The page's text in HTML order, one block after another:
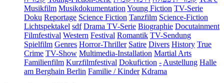
Musikfilm Musikdokumentation Young Fiction TV-Serie
Doku Reportage Science Fiction Tanzfilm Science-Fiction
Lichtspektakel sdf Drama TV-Serie Biographie Docutainment
Filmfestival Western Festival Romantik TV-Sendung
Spielfilm Genres Horror-Thriller Satire Divers History True
Crime TV-Show Multimedia-Installation Martial Arts
Familienfilm Kurzfilmfestival Dokufiction - Austellung Halle
am Berghain Berlin Familie / Kinder Kdrama